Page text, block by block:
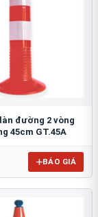
đường 2 vòng
45cm GT.45A
BÁO GIÁ